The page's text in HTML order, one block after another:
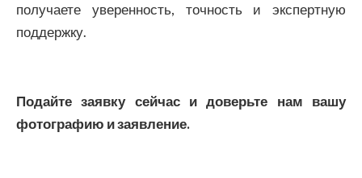
получаете уверенность, точность и экспертную
поддержку.
Подайте заявку сейчас и доверьте нам вашу
фотографию и заявление.